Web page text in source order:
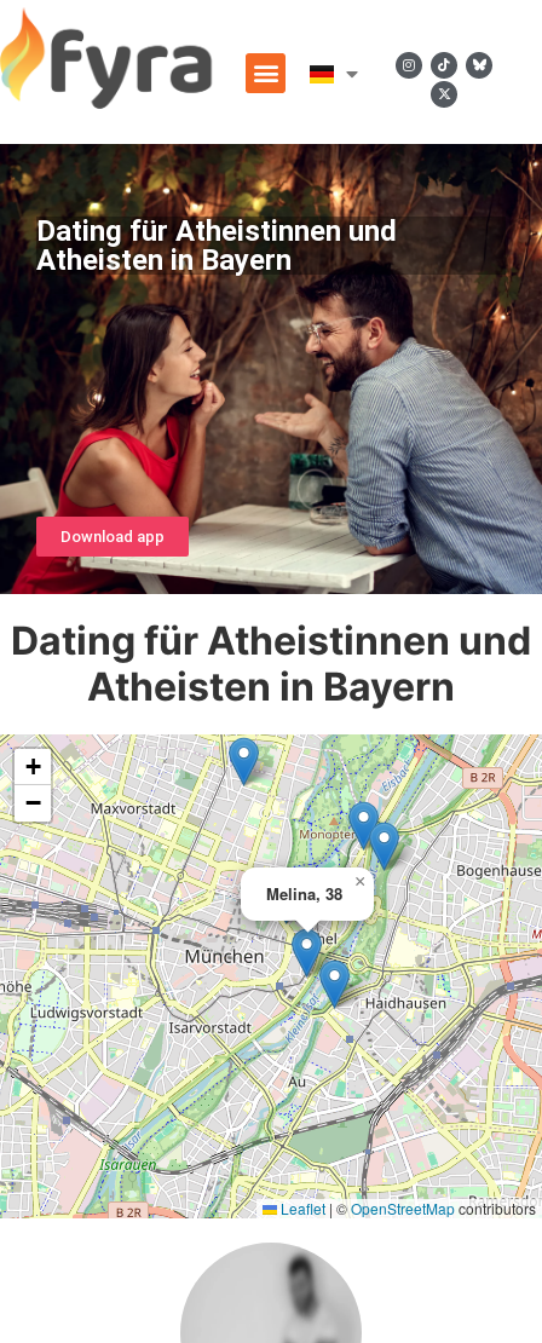
Dating für Atheistinnen und
Atheisten in Bayern
Download app
Dating für Atheistinnen und
Atheisten in Bayern
Melina, 38
×
+
−
Leaflet | ©OpenStreetMapcontributors